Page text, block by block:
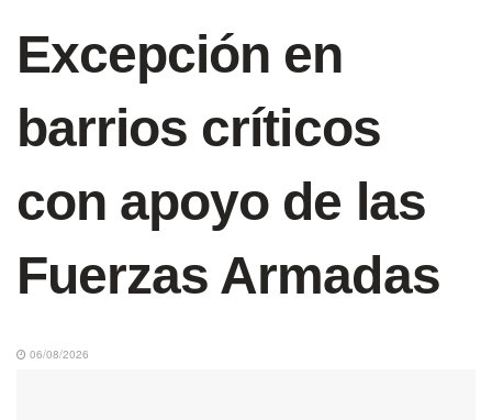
Excepción en
barrios críticos
con apoyo de las
Fuerzas Armadas
06/08/2026